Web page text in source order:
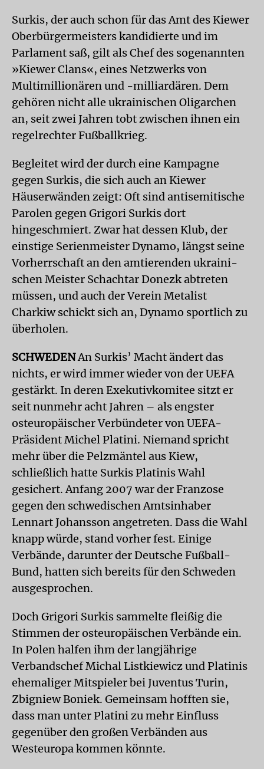
Surkis, der auch schon für das Amt des Kiewer
Oberbürgermeisters kandidierte und im
Parlament saß, gilt als Chef des sogenannten
»Kiewer Clans«, eines Netzwerks von
Multimillionären und -milliardären. Dem
gehören nicht alle ukrainischen Oligarchen
an, seit zwei Jahren tobt zwischen ihnen ein
regelrechter Fußballkrieg.
Begleitet wird der durch eine Kampagne
gegen Surkis, die sich auch an Kiewer
Häuserwänden zeigt: Oft sind antisemitische
Parolen gegen Grigori Surkis dort
hingeschmiert. Zwar hat dessen Klub, der
einstige Serienmeister Dynamo, längst seine
Vorherrschaft an den amtierenden ukraini-
schen Meister Schachtar Donezk abtreten
müssen, und auch der Verein Metalist
Charkiw schickt sich an, Dynamo sportlich zu
überholen.
SCHWEDENAn Surkis’ Macht ändert das
nichts, er wird immer wieder von der UEFA
gestärkt. In deren Exekutivkomitee sitzt er
seit nunmehr acht Jahren – als engster
osteuropäischer Verbündeter von UEFA-
Präsident Michel Platini. Niemand spricht
mehr über die Pelzmäntel aus Kiew,
schließlich hatte Surkis Platinis Wahl
gesichert. Anfang 2007 war der Franzose
gegen den schwedischen Amtsinhaber
Lennart Johansson angetreten. Dass die Wahl
knapp würde, stand vorher fest. Einige
Verbände, darunter der Deutsche Fußball-
Bund, hatten sich bereits für den Schweden
ausgesprochen.
Doch Grigori Surkis sammelte fleißig die
Stimmen der osteuropäischen Verbände ein.
In Polen halfen ihm der langjährige
Verbandschef Michal Listkiewicz und Platinis
ehemaliger Mitspieler bei Juventus Turin,
Zbigniew Boniek. Gemeinsam hofften sie,
dass man unter Platini zu mehr Einfluss
gegenüber den großen Verbänden aus
Westeuropa kommen könnte.